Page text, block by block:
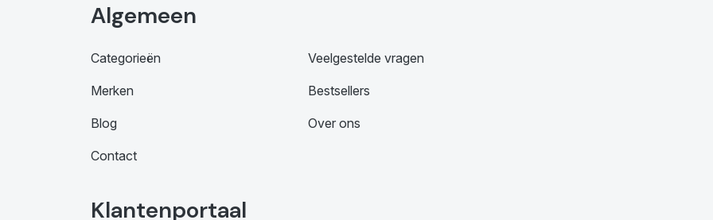
Algemeen
Categorieën Veelgestelde vragen
Merken Bestsellers
Blog Over ons
Contact
Klantenportaal